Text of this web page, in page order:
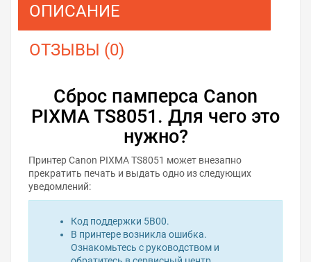
ОПИСАНИЕ
ОТЗЫВЫ (0)
Сброс памперса Canon
PIXMA TS8051. Для чего это
нужно?
Принтер Canon PIXMA TS8051 может внезапно
прекратить печать и выдать одно из следующих
уведомлений:
Код поддержки 5B00.
В принтере возникла ошибка.
Ознакомьтесь с руководством и